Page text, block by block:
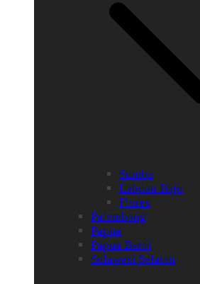
Sumba
Labuan Bajo
Flores
Palembang
Papua
Papua Barat
Sulawesi Selatan